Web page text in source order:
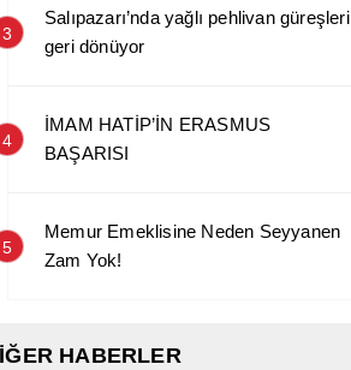
3
Salıpazarı’nda yağlı pehlivan güreşleri
geri dönüyor
4
İMAM HATİP’İN ERASMUS
BAŞARISI
5
Memur Emeklisine Neden Seyyanen
Zam Yok!
HABERLER